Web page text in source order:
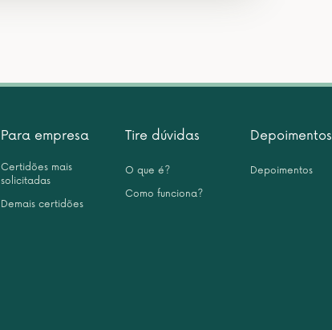
Para empresa
Certidões mais
solicitadas
Demais certidões
Tire dúvidas
O que é?
Como funciona?
Depoimentos
Depoimentos